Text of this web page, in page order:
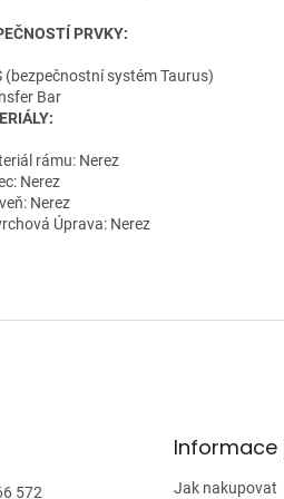
PRVKY:
(bezpečnostní systém Taurus)
Bar
rámu: Nerez
Nerez
Nerez
Úprava: Nerez
572
Informace
Jak nakupovat